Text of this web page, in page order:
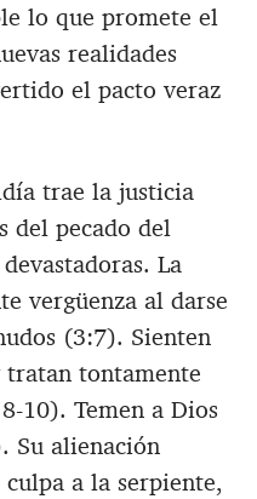
lo que promete el
realidades
el pacto veraz
trae la justicia
del pecado del
La
vergüenza al darse
(3:7). Sienten
tontamente
10). Temen a Dios
Su alienación
a la serpiente,